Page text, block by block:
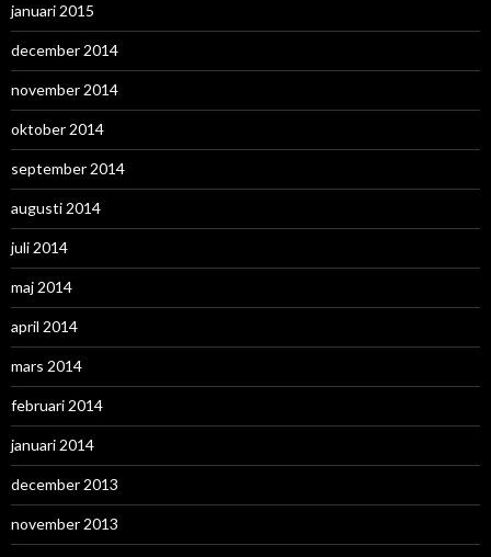
januari 2015
december 2014
november 2014
oktober 2014
september 2014
augusti 2014
juli 2014
maj 2014
april 2014
mars 2014
februari 2014
januari 2014
december 2013
november 2013